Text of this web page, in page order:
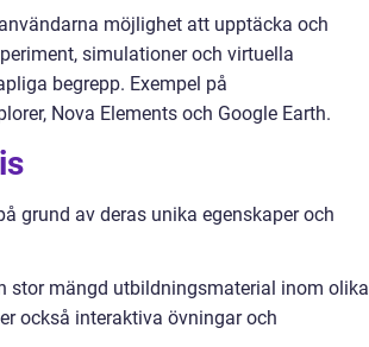
möjlighet att upptäcka och
simulationer och virtuella
begrepp. Exempel på
Nova Elements och Google Earth.
grund av deras unika egenskaper och
stor mängd utbildningsmaterial inom olika
också interaktiva övningar och